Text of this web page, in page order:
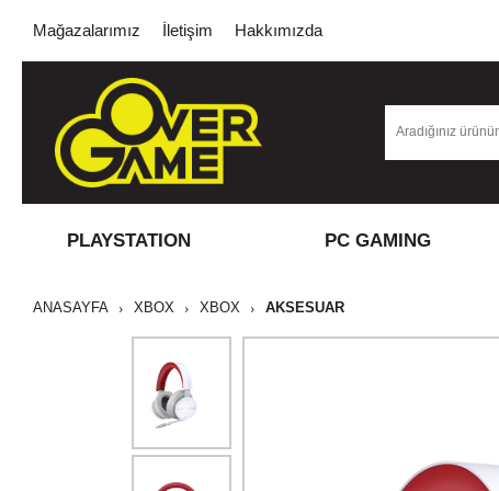
Mağazalarımız İletişim Hakkımızda
PLAYSTATION PC GAMING
ANASAYFA XBOX XBOX AKSESUAR